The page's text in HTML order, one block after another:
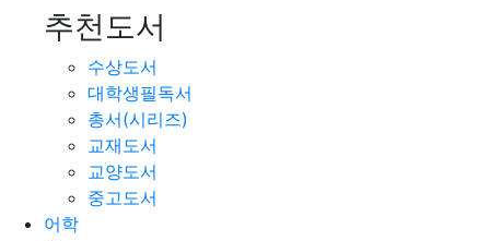
추천도서
수상도서
대학생필독서
총서(시리즈)
교재도서
교양도서
중고도서
어학